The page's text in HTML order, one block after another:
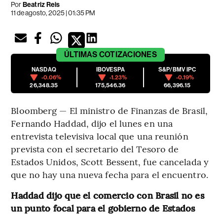
PorBeatriz Reis
11 de agosto, 2025 | 01:35 PM
ÚLTIMAS COTIZACIONES
NASDAQ
-0.06%
26,348.35
IBOVESPA
-1.23%
175,546.36
S&P/BMV IPC
-0.19%
66,396.15
Bloomberg — El ministro de Finanzas de Brasil,
Fernando Haddad, dijo el lunes en una
entrevista televisiva local que una reunión
prevista con el secretario del Tesoro de
Estados Unidos, Scott Bessent, fue cancelada y
que no hay una nueva fecha para el encuentro.
Haddad dijo que el comercio con Brasil no es
un punto focal para el gobierno de Estados